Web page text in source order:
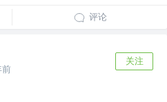
评论
关注